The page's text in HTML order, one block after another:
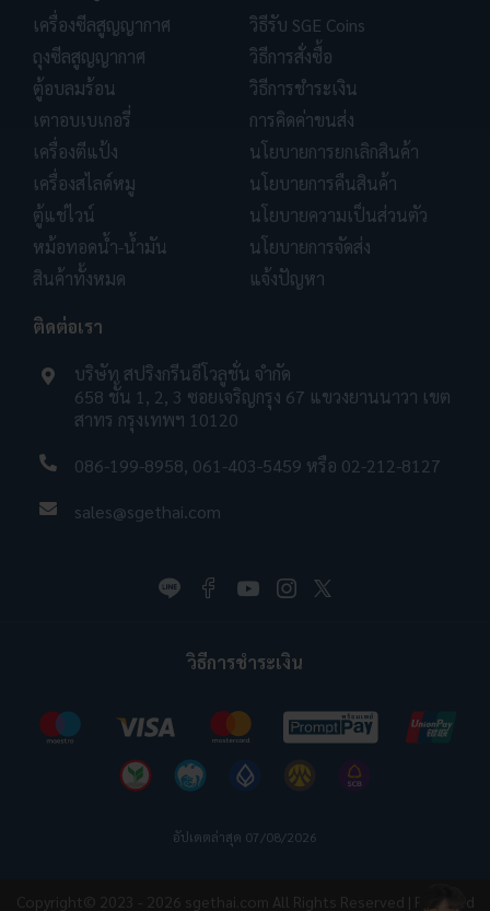
เครื่องซีลสูญญากาศ
ถุงซีลสูญญากาศ
ตู้อบลมร้อน
เตาอบเบเกอรี่
เครื่องตีแป้ง
เครื่องสไลด์หมู
ตู้แช่ไวน์
หม้อทอดน้ำ-น้ำมัน
สินค้าทั้งหมด
วิธีรับ SGE Coins
วิธีการสั่งซื้อ
วิธีการชำระเงิน
การคิดค่าขนส่ง
นโยบายการยกเลิกสินค้า
นโยบายการคืนสินค้า
นโยบายความเป็นส่วนตัว
นโยบายการจัดส่ง
แจ้งปัญหา
ติดต่อเรา
บริษัท สปริงกรีนอีโวลูชั่น จำกัด
658 ชั้น 1, 2, 3 ซอยเจริญกรุง 67 แขวงยานนาวา เขต
สาทร กรุงเทพฯ 10120
086-199-8958, 061-403-5459 หรือ 02-212-8127
sales@sgethai.com
วิธีการชำระเงิน
อัปเดตล่าสุด 07/08/2026
Copyright© 2023 - 2026 sgethai.com All Rights Reserved | Powered